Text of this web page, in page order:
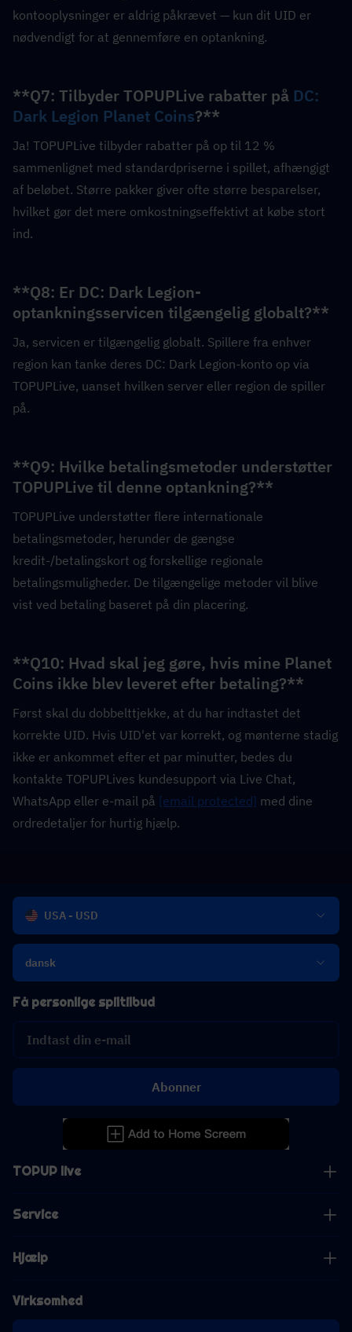
kontooplysninger er aldrig påkrævet — kun dit UID er
nødvendigt for at gennemføre en optankning.
**Q7: Tilbyder TOPUPLive rabatter på DC:
Dark Legion Planet Coins?**
Ja! TOPUPLive tilbyder rabatter på op til 12 %
sammenlignet med standardpriserne i spillet, afhængigt
af beløbet. Større pakker giver ofte større besparelser,
hvilket gør det mere omkostningseffektivt at købe stort
ind.
**Q8: Er DC: Dark Legion-
optankningsservicen tilgængelig globalt?**
Ja, servicen er tilgængelig globalt. Spillere fra enhver
region kan tanke deres DC: Dark Legion-konto op via
TOPUPLive, uanset hvilken server eller region de spiller
på.
**Q9: Hvilke betalingsmetoder understøtter
TOPUPLive til denne optankning?**
TOPUPLive understøtter flere internationale
betalingsmetoder, herunder de gængse
kredit-/betalingskort og forskellige regionale
betalingsmuligheder. De tilgængelige metoder vil blive
vist ved betaling baseret på din placering.
**Q10: Hvad skal jeg gøre, hvis mine Planet
Coins ikke blev leveret efter betaling?**
Først skal du dobbelttjekke, at du har indtastet det
korrekte UID. Hvis UID'et var korrekt, og mønterne stadig
ikke er ankommet efter et par minutter, bedes du
kontakte TOPUPLives kundesupport via Live Chat,
WhatsApp eller e-mail på [email protected] med dine
ordredetaljer for hurtig hjælp.
USA - USD
dansk
TOPUP live
Service
Hjælp
Virksomhed
Få personlige spiltilbud
Abonner